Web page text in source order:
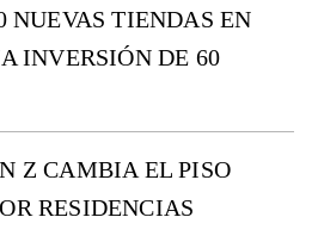
NUEVAS TIENDAS EN
INVERSIÓN DE 60
Z CAMBIA EL PISO
RESIDENCIAS